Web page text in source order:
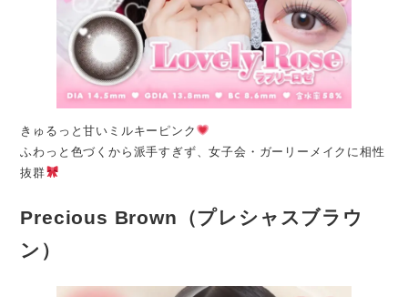
きゅるっと甘いミルキーピンク
ふわっと色づくから派手すぎず、女子会・ガーリーメイクに相性
抜群
Precious Brown（プレシャスブラウ
ン）